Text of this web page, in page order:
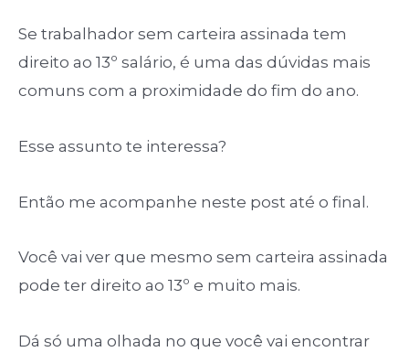
Se trabalhador sem carteira assinada tem
direito ao 13º salário, é uma das dúvidas mais
comuns com a proximidade do fim do ano.
Esse assunto te interessa?
Então me acompanhe neste post até o final.
Você vai ver que mesmo sem carteira assinada
pode ter direito ao 13º e muito mais.
Dá só uma olhada no que você vai encontrar